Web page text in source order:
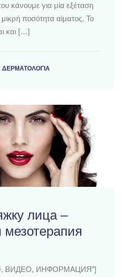
κάνουμε για μία εξέταση
ποσότητα αίματος. Το
και […]
ΔΕΡΜΑΤΟΛΟΓΙΑ
лица –
мезотерапия
ВИДЕО, ИНФОРМАЦИЯ”]